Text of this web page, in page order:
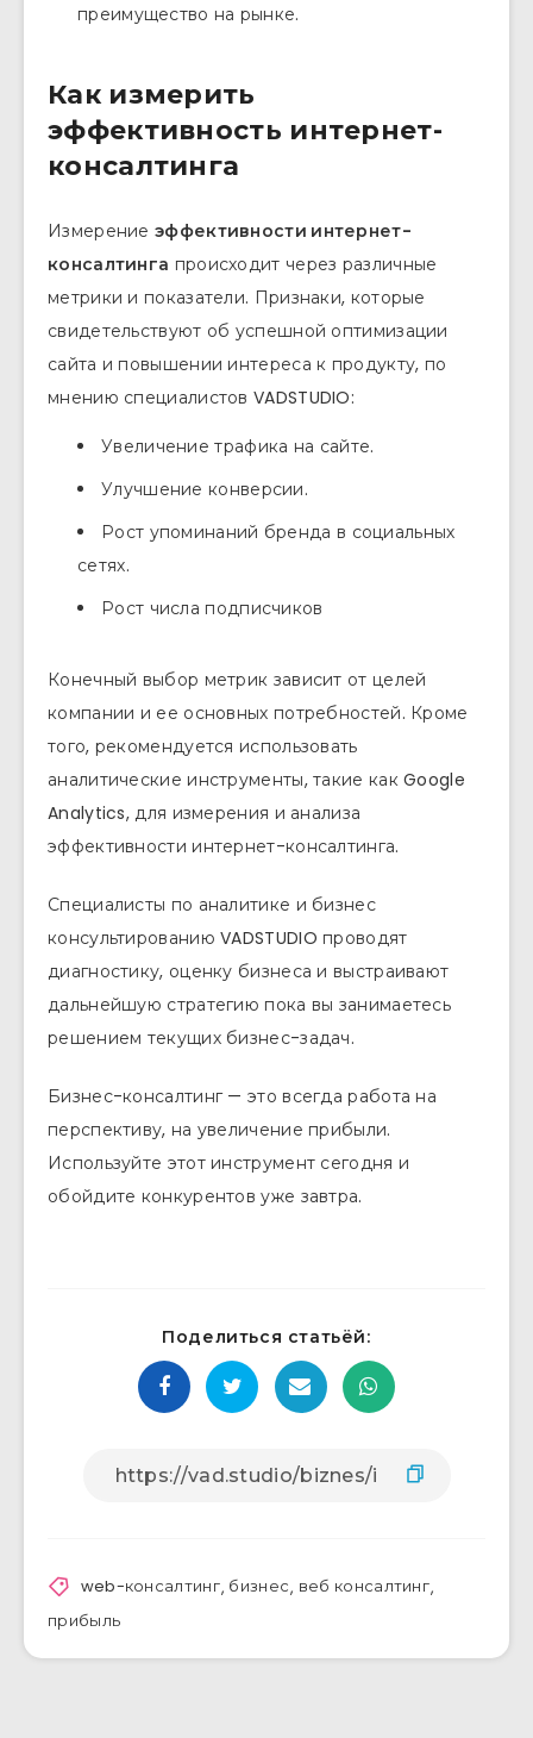
преимущество на рынке.
Как измерить
эффективность интернет-
консалтинга
Измерение эффективности интернет-
консалтинга происходит через различные
метрики и показатели. Признаки, которые
свидетельствуют об успешной оптимизации
сайта и повышении интереса к продукту, по
мнению специалистов VADSTUDIO:
Увеличение трафика на сайте.
Улучшение конверсии.
Рост упоминаний бренда в социальных
сетях.
Рост числа подписчиков
Конечный выбор метрик зависит от целей
компании и ее основных потребностей. Кроме
того, рекомендуется использовать
аналитические инструменты, такие как Google
Analytics, для измерения и анализа
эффективности интернет-консалтинга.
Специалисты по аналитике и бизнес
консультированию VADSTUDIO проводят
диагностику, оценку бизнеса и выстраивают
дальнейшую стратегию пока вы занимаетесь
решением текущих бизнес-задач.
Бизнес-консалтинг — это всегда работа на
перспективу, на увеличение прибыли.
Используйте этот инструмент сегодня и
обойдите конкурентов уже завтра.
Поделиться статьёй:
web-консалтинг, бизнес, веб консалтинг,
прибыль